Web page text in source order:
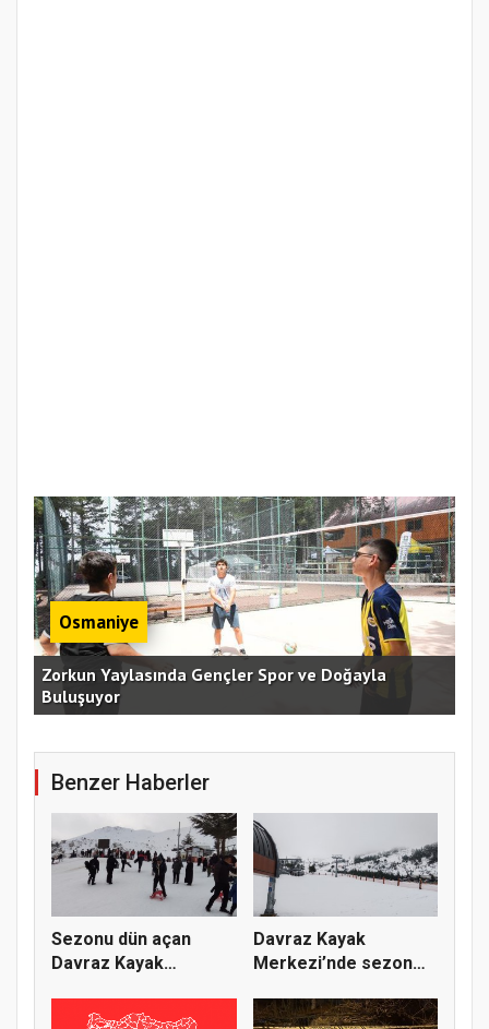
Osmaniye
Zorkun Yaylasında Gençler Spor ve Doğayla
Buluşuyor
Benzer Haberler
Sezonu dün açan
Davraz Kayak
Davraz Kayak
Merkezi’nde sezon